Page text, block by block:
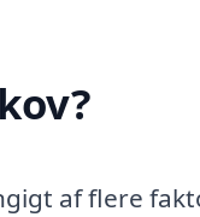
af flere